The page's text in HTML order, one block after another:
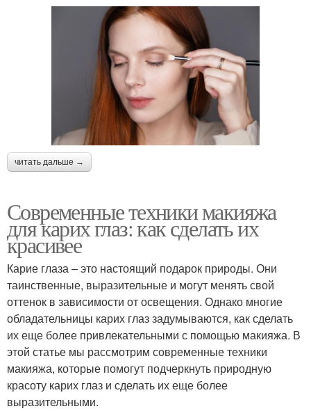
читать дальше →
Современные техники макияжа
для карих глаз: как сделать их
красивее
Карие глаза – это настоящий подарок природы. Они
таинственные, выразительные и могут менять свой
оттенок в зависимости от освещения. Однако многие
обладательницы карих глаз задумываются, как сделать
их еще более привлекательными с помощью макияжа. В
этой статье мы рассмотрим современные техники
макияжа, которые помогут подчеркнуть природную
красоту карих глаз и сделать их еще более
выразительными.